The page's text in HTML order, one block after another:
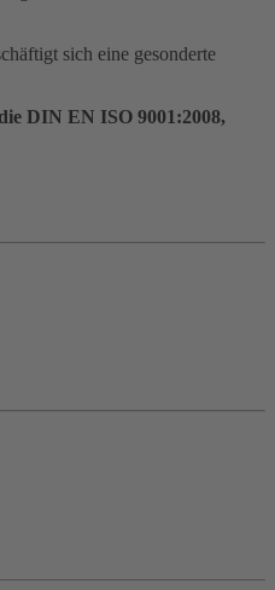
sich eine gesonderte
DIN EN ISO 9001:2008,